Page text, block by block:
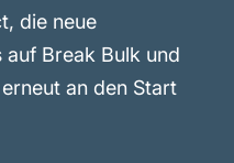
die neue
auf Break Bulk und
an den Start